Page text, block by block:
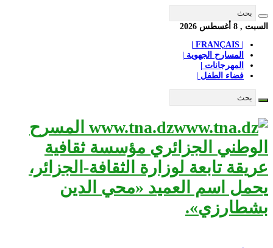
السبت , 8 أغسطس 2026
المسارح الجهوية |
المهرجانات |
فضاء الطفل |
www.tna.dz المسرح
الوطني الجزائري مؤسسة ثقافية
عريقة تابعة لوزارة الثقافة-الجزائر،
يحمل اسم العميد «محي الدين
بشطارزي».